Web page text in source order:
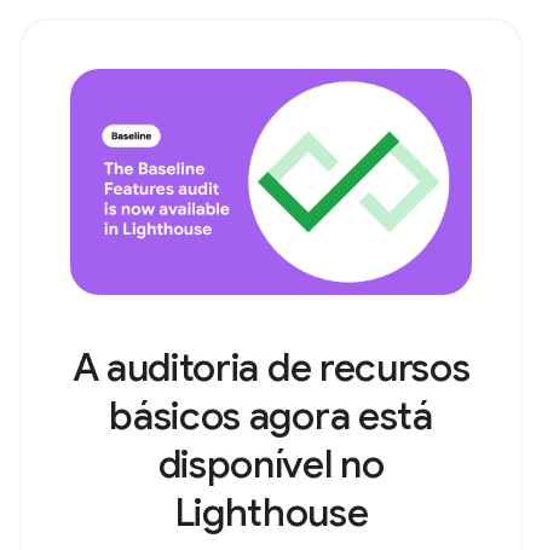
A auditoria de recursos
básicos agora está
disponível no
Lighthouse